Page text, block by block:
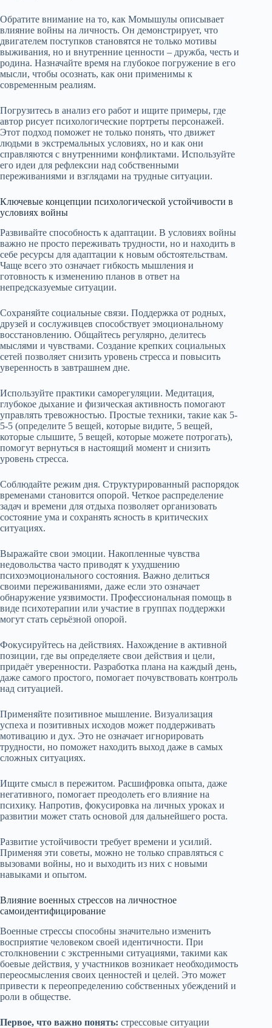
Обратите внимание на то, как Момышулы описывает
влияние войны на личность. Он демонстрирует, что
двигателем поступков становятся не только мотивы
выживания, но и внутренние ценности – дружба, честь и
родина. Назначайте время на глубокое погружение в его
мысли, чтобы осознать, как они применимы к
современным реалиям.
Погрузитесь в анализ его работ и ищите примеры, где
автор рисует психологические портреты персонажей.
Этот подход поможет не только понять, что движет
людьми в экстремальных условиях, но и как они
справляются с внутренними конфликтами. Используйте
его идеи для рефлексии над собственными
переживаниями и взглядами на трудные ситуации.
Ключевые концепции психологической устойчивости в
условиях войны
Развивайте способность к адаптации. В условиях войны
важно не просто переживать трудности, но и находить в
себе ресурсы для адаптации к новым обстоятельствам.
Чаще всего это означает гибкость мышления и
готовность к изменению планов в ответ на
непредсказуемые ситуации.
Сохраняйте социальные связи. Поддержка от родных,
друзей и сослуживцев способствует эмоциональному
восстановлению. Общайтесь регулярно, делитесь
мыслями и чувствами. Создание крепких социальных
сетей позволяет снизить уровень стресса и повысить
уверенность в завтрашнем дне.
Используйте практики саморегуляции. Медитация,
глубокое дыхание и физическая активность помогают
управлять тревожностью. Простые техники, такие как 5-
5-5 (определите 5 вещей, которые видите, 5 вещей,
которые слышите, 5 вещей, которые можете потрогать),
помогут вернуться в настоящий момент и снизить
уровень стресса.
Соблюдайте режим дня. Структурированный распорядок
временами становится опорой. Четкое распределение
задач и времени для отдыха позволяет организовать
состояние ума и сохранять ясность в критических
ситуациях.
Выражайте свои эмоции. Накопленные чувства
недовольства часто приводят к ухудшению
психоэмоционального состояния. Важно делиться
своими переживаниями, даже если это означает
обнаружение уязвимости. Профессиональная помощь в
виде психотерапии или участие в группах поддержки
могут стать серьёзной опорой.
Фокусируйтесь на действиях. Нахождение в активной
позиции, где вы определяете свои действия и цели,
придаёт уверенности. Разработка плана на каждый день,
даже самого простого, помогает почувствовать контроль
над ситуацией.
Применяйте позитивное мышление. Визуализация
успеха и позитивных исходов может поддерживать
мотивацию и дух. Это не означает игнорировать
трудности, но поможет находить выход даже в самых
сложных ситуациях.
Ищите смысл в пережитом. Расшифровка опыта, даже
негативного, помогает преодолеть его влияние на
психику. Напротив, фокусировка на личных уроках и
развитии может стать основой для дальнейшего роста.
Развитие устойчивости требует времени и усилий.
Применяя эти советы, можно не только справляться с
вызовами войны, но и выходить из них с новыми
навыками и опытом.
Влияние военных стрессов на личностное
самоидентифицирование
Военные стрессы способны значительно изменить
восприятие человеком своей идентичности. При
столкновении с экстренными ситуациями, такими как
боевые действия, у участников возникает необходимость
переосмысления своих ценностей и целей. Это может
привести к переопределению собственных убеждений и
роли в обществе.
Первое, что важно понять: стрессовые ситуации